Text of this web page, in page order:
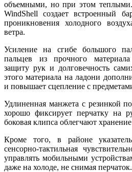
объемными, но при этом теплыми.
WindShell создает встроенный
проникновения холодного
ветра.
Усиление на сгибе большого
пальцев из прочного
защиту рук и долговечность
этого материала на ладони
и повышает сцепление с
Удлиненная манжета с резинкой
хорошо фиксирует перчатку на
боковая клипса облегчают
Кроме того, в районе
сенсорно-тактильная
управлять мобильными
даже на холоде, не снимая перчаток.